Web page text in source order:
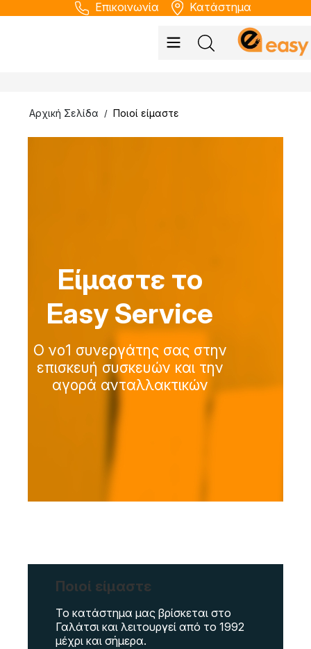
Επικοινωνία Κατάστημα
Αρχική Σελίδα / Ποιοί είμαστε
Είμαστε το
Easy Service
Ο νο1 συνεργάτης σας στην
επισκευή συσκευών και την
αγορά ανταλλακτικών
Ποιοί είμαστε
Το κατάστημα μας βρίσκεται στο
Γαλάτσι και λειτουργεί από το 1992
μέχρι και σήμερα.